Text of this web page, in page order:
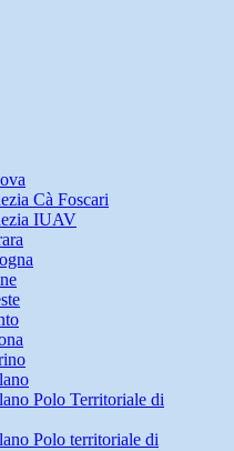
Cà Foscari
IUAV
Polo Territoriale di
Polo territoriale di